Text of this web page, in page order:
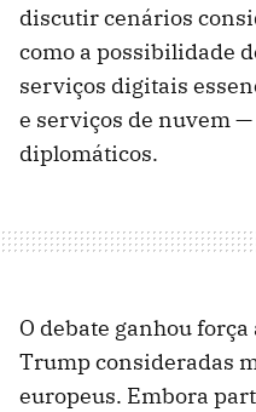
discutir cenários
como a possibilidade
serviços digitais
e serviços de nuvem
diplomáticos.
O debate ganhou
Trump consideradas
europeus. Embora